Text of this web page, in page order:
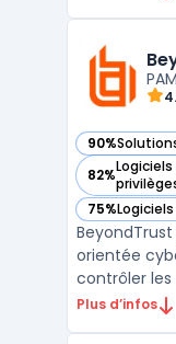
centraliser
identités
90%
— voir
82%
— voir
75%
— voir
orientée
contrôler
L’approche
Plus d’infos